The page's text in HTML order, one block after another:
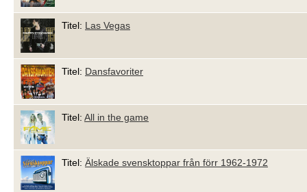
Titel: Las Vegas
Titel: Dansfavoriter
Titel: All in the game
Titel: Älskade svensktoppar från förr 1962-1972